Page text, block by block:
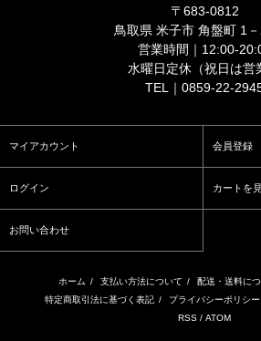
〒683-0812
鳥取県 米子市 角盤町 1
営業時間｜12:00-
水曜日定休（祝日は営
TEL｜0859-22-
マイアカウント 会員登録
ログイン カートを
お問い合わせ
ホーム / 支払い方法について / 配送・送料に
特定商取引法に基づく表記 / プライバシーポリシー
RSS / ATOM